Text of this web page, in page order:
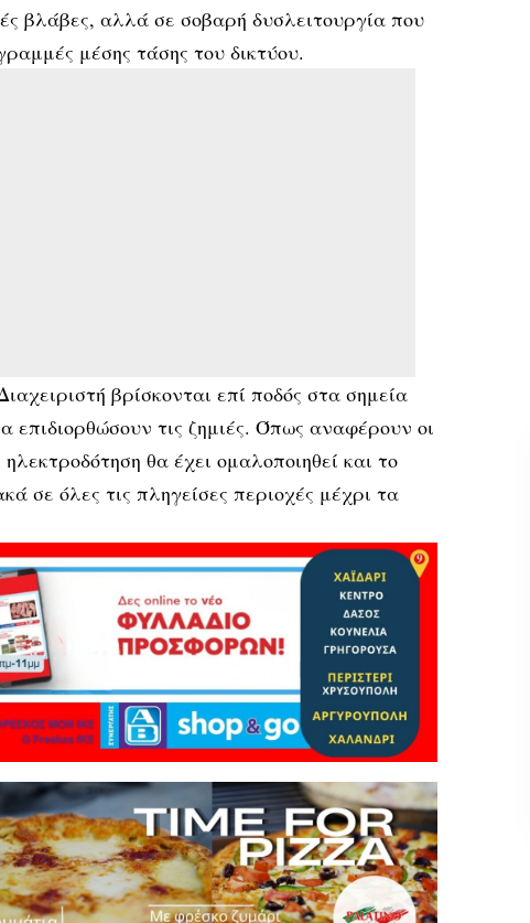
βλάβες, αλλά σε σοβαρή δυσλειτουργία που
μέσης τάσης του δικτύου.
βρίσκονται επί ποδός στα σημεία
τις ζημιές. Όπως αναφέρουν οι
ηλεκτροδότηση θα έχει ομαλοποιηθεί και το
σε όλες τις πληγείσες περιοχές μέχρι τα